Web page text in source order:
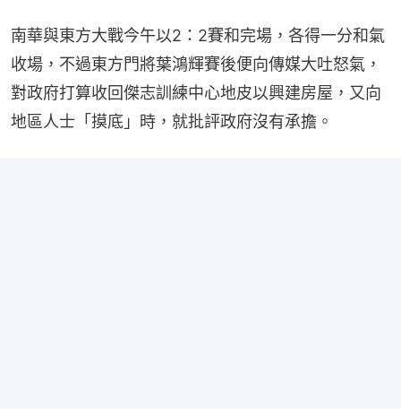
南華與東方大戰今午以2：2賽和完場，各得一分和氣
收場，不過東方門將葉鴻輝賽後便向傳媒大吐怒氣，
對政府打算收回傑志訓練中心地皮以興建房屋，又向
地區人士「摸底」時，就批評政府沒有承擔。